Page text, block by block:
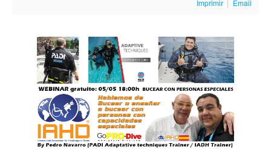
Imprimir Email